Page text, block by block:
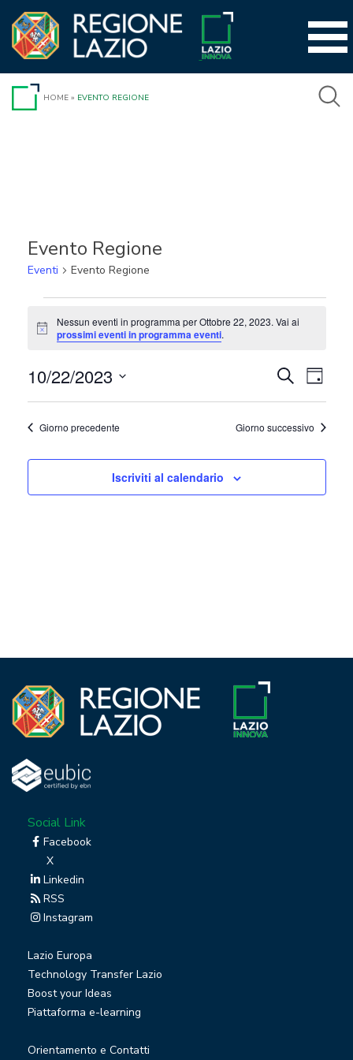
contenuto
HOME » EVENTO REGIONE
Evento Regione
Eventi Evento Regione
for
Ottobre
22,
2023
Notice
Nessun eventi in programma per Ottobre 22, 2023. Vai ai
prossimi eventi in programma eventi.
Eventi
Ricerca
e
viste
Cerca
Viste
Giorno
10/22/2023
Seleziona
data.
Giorno precedente Giorno successivo
Iscriviti al calendario
Social Link
Facebook
X
Linkedin
RSS
Instagram
Lazio Europa
Technology Transfer Lazio
Boost your Ideas
Piattaforma e-learning
Orientamento e Contatti